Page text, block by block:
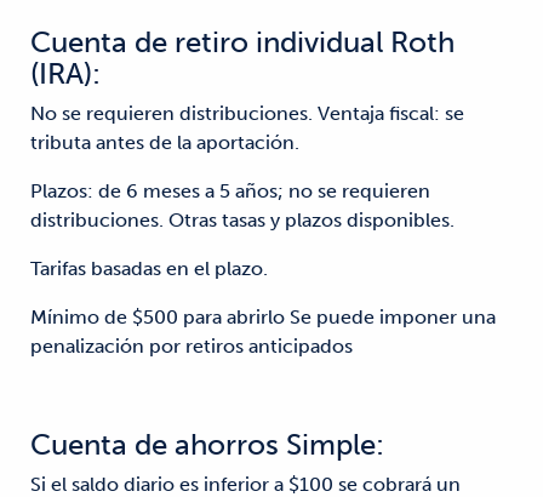
Cuenta de retiro individual Roth
(IRA):
No se requieren distribuciones. Ventaja fiscal: se
tributa antes de la aportación.
Plazos: de 6 meses a 5 años; no se requieren
distribuciones. Otras tasas y plazos disponibles.
Tarifas basadas en el plazo.
Mínimo de $500 para abrirlo Se puede imponer una
penalización por retiros anticipados
Cuenta de ahorros Simple:
Si el saldo diario es inferior a $100 se cobrará un